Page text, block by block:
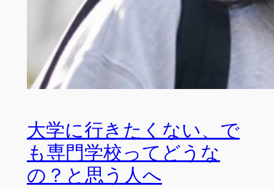
大学に行きたくない、で
も専門学校ってどうな
の？と思う人へ